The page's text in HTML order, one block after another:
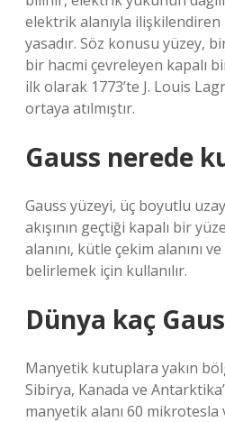
elektrik alanıyla
yasadır. Söz konusu yüzey,
bir hacmi çevreleyen kapalı
ilk olarak 1773’te J. Louis
ortaya atılmıştır.
Gauss nerede
Gauss yüzeyi, üç boyutlu
akışının geçtiği kapalı bir
alanını, kütle çekim alanını
belirlemek için kullanılır.
Dünya kaç
Manyetik kutuplara yakın
Sibirya, Kanada ve
manyetik alanı 60 mikrotesla